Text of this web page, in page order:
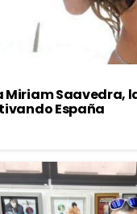
Miriam Saavedra,
España